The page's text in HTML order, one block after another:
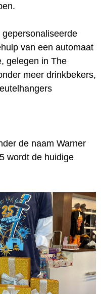
van een automaat
gelegen in The
meer drinkbekers,
de naam Warner
wordt de huidige